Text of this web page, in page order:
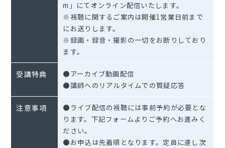
m」にてオンライン配信いたします。
※視聴に関するご案内は開催1営業日前まで
にお送りします。
※録画・録音・撮影の一切をお断りしており
ます。
受講特典
●アーカイブ動画配信
●講師へのリアルタイムでの質疑応答
注意事項
●ライブ配信の視聴には事前予約が必要とな
ります。下記フォームよりご予約へお進みく
ださい。
●お申込は先着順となります。定員に達し次